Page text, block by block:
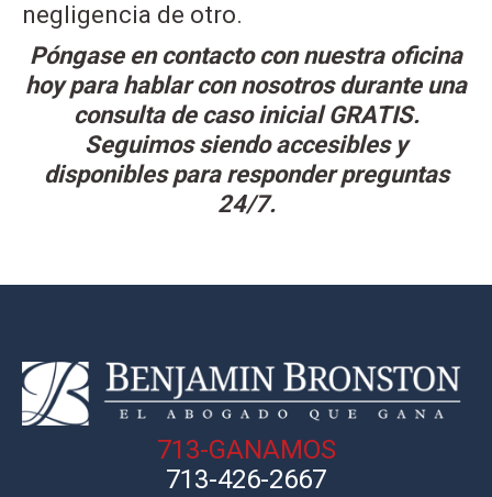
negligencia de otro.
Póngase en contacto con nuestra oficina
hoy para hablar con nosotros durante una
consulta de caso inicial GRATIS.
Seguimos siendo accesibles y
disponibles para responder preguntas
24/7.
713-GANAMOS
713-426-2667